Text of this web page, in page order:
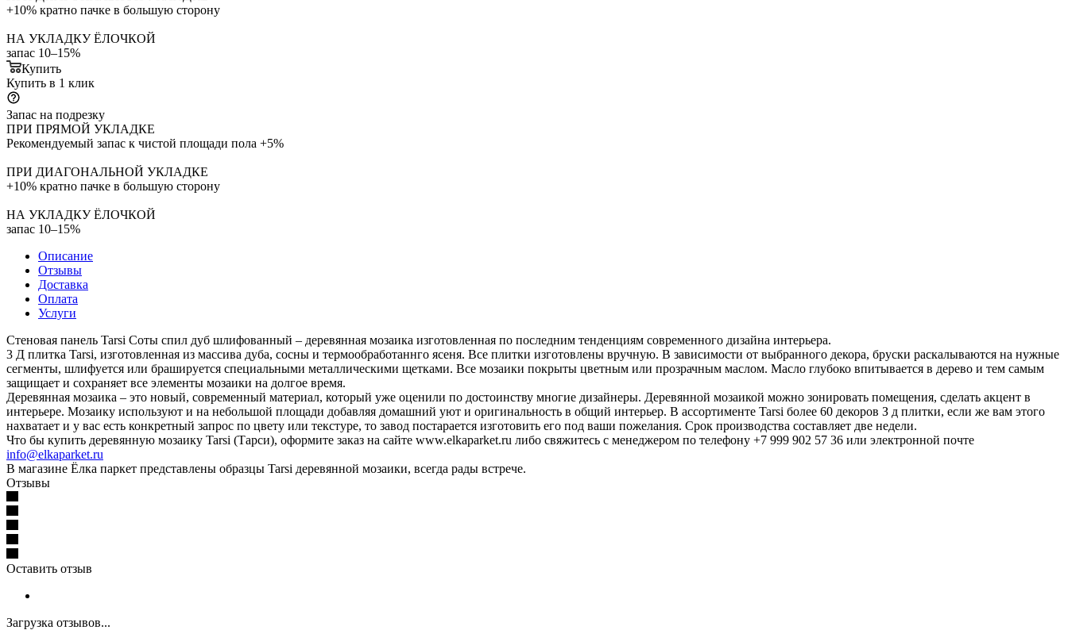
+10% кратно пачке в большую сторону
НА УКЛАДКУ ЁЛОЧКОЙ
запас 10–15%
Купить
Купить в 1 клик
Запас на подрезку
ПРИ ПРЯМОЙ УКЛАДКЕ
Рекомендуемый запас к чистой площади пола +5%
ПРИ ДИАГОНАЛЬНОЙ УКЛАДКЕ
+10% кратно пачке в большую сторону
НА УКЛАДКУ ЁЛОЧКОЙ
запас 10–15%
Описание
Отзывы
Доставка
Оплата
Услуги
Стеновая панель Tarsi Соты спил дуб шлифованный – деревянная мозаика изготовленная по последним тенденциям современного дизайна интерьера.
3 Д плитка Tarsi, изготовленная из массива дуба, сосны и термообработаннго ясеня. Все плитки изготовлены вручную. В зависимости от выбранного декора, бруски раскалываются на нужные
сегменты, шлифуется или брашируется специальными металлическими щетками. Все мозаики покрыты цветным или прозрачным маслом. Масло глубоко впитывается в дерево и тем самым
защищает и сохраняет все элементы мозаики на долгое время.
Деревянная мозаика – это новый, современный материал, который уже оценили по достоинству многие дизайнеры. Деревянной мозаикой можно зонировать помещения, сделать акцент в
интерьере. Мозаику используют и на небольшой площади добавляя домашний уют и оригинальность в общий интерьер. В ассортименте Tarsi более 60 декоров З д плитки, если же вам этого
нахватает и у вас есть конкретный запрос по цвету или текстуре, то завод постарается изготовить его под ваши пожелания. Срок производства составляет две недели.
Что бы купить деревянную мозаику Tarsi (Тарси), оформите заказ на сайте www.elkaparket.ru либо свяжитесь с менеджером по телефону +7 999 902 57 36 или электронной почте
info@elkaparket.ru
В магазине Ёлка паркет представлены образцы Tarsi деревянной мозаики, всегда рады встрече.
Отзывы
Оставить отзыв
Загрузка отзывов...